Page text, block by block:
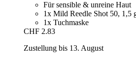
Für sensible & unreine Haut
1x Mild Reedle Shot 50, 1,5
1x Tuchmaske
CHF 2.83
Zustellung bis 13. August